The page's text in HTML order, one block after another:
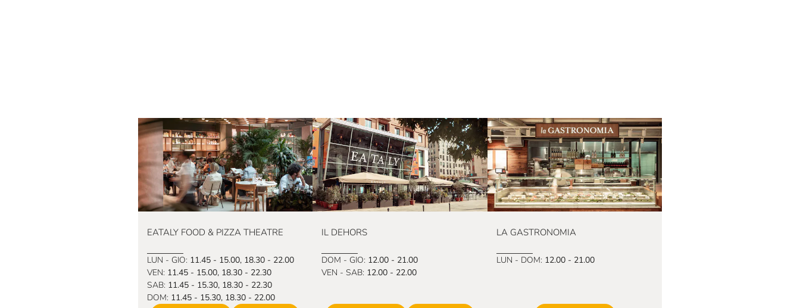
EATALY FOOD & PIZZA THEATRE
LUN - GIO: 11.45 - 15.00, 18.30 - 22.00
VEN: 11.45 - 15.00, 18.30 - 22.30
SAB: 11.45 - 15.30, 18.30 - 22.30
DOM: 11.45 - 15.30, 18.30 - 22.00
IL DEHORS
DOM - GIO: 12.00 - 21.00
VEN - SAB: 12.00 - 22.00
LA GASTRONOMIA
LUN - DOM: 12.00 - 21.00